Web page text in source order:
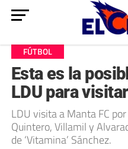
FÚTBOL
Esta es la
LDU para
LDU visita a Manta FC
Quintero, Villamil y
de ‘Vitamina’ Sánchez.